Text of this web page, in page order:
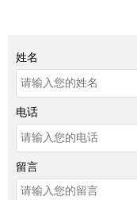
姓名
电话
留言